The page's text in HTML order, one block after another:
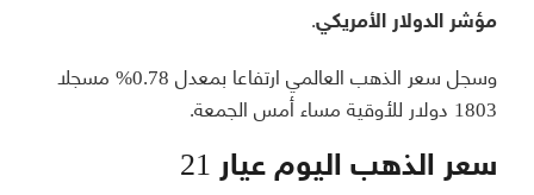
مؤشر الدولار الأمريكي.
وسجل سعر الذهب العالمي ارتفاعا بمعدل 0.78% مسجلا
1803 دولار للأوقية مساء أمس الجمعة.
سعر الذهب اليوم عيار 21